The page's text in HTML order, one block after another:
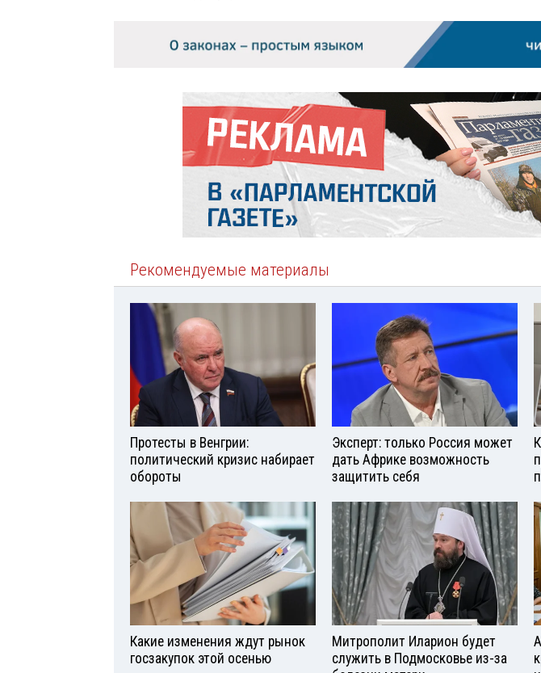
Рекомендуемые материалы
Протесты в Венгрии:
политический кризис набирает
обороты
Эксперт: только Россия может
дать Африке возможность
защитить себя
Какие изменения ждут рынок
госзакупок этой осенью
Митрополит Иларион будет
служить в Подмосковье из-за